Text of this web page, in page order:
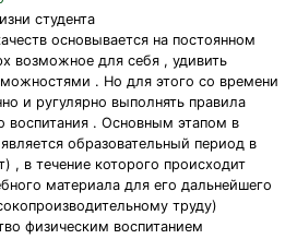
студента
основывается на постоянном
возможное для себя , удивить
. Но для этого со времени
и ругулярно выполнять правила
воспитания . Основным этапом в
образовательный период в
, в течение которого происходит
материала для его дальнейшего
труду)
физическим воспитанием